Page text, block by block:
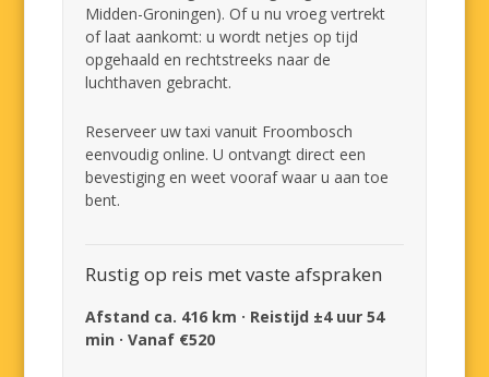
Midden-Groningen). Of u nu vroeg vertrekt
of laat aankomt: u wordt netjes op tijd
opgehaald en rechtstreeks naar de
luchthaven gebracht.
Reserveer uw taxi vanuit Froombosch
eenvoudig online. U ontvangt direct een
bevestiging en weet vooraf waar u aan toe
bent.
Rustig op reis met vaste afspraken
Afstand ca. 416 km · Reistijd ±4 uur 54
min · Vanaf €520